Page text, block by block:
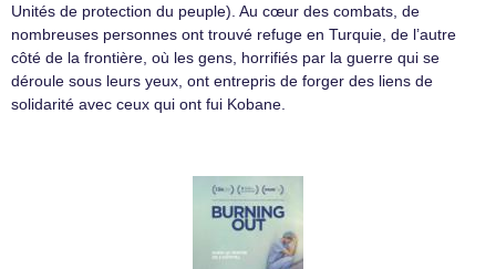
Unités de protection du peuple). Au cœur des combats, de
nombreuses personnes ont trouvé refuge en Turquie, de l’autre
côté de la frontière, où les gens, horrifiés par la guerre qui se
déroule sous leurs yeux, ont entrepris de forger des liens de
solidarité avec ceux qui ont fui Kobane.